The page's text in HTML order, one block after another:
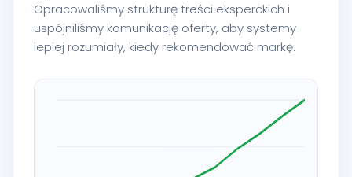
Opracowaliśmy strukturę treści eksperckich i
uspójniliśmy komunikację oferty, aby systemy
lepiej rozumiały, kiedy rekomendować markę.